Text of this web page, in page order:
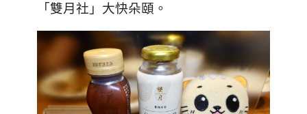
「雙月社」大快朵頤。